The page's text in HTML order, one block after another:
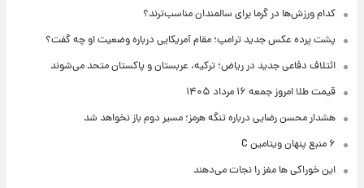
کدام ورزش‌ها در گرما برای سالمندان مناسب‌ترند؟
پشت پرده عکس جدید ترامپ؛ مقام آمریکایی درباره وضعیت او چه گفت؟
ائتلاف دفاعی جدید در ریاض؛ ترکیه، عربستان و پاکستان متحد می‌شوند
قیمت طلا امروز جمعه ۱۶ مرداد ۱۴۰۵
هشدار محسن رضایی درباره تنگه هرمز؛ مسیر دوم باز نخواهد شد
۶ منبع پنهان ویتامین C
این خوراکی ها مغز را نجات می‌دهند